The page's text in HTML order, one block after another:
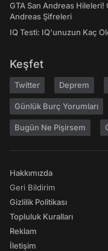
GTA San Andreas
Andreas Şifreleri
IQ Testi: IQ'unuzun Kaç
Keşfet
Twitter Deprem
Günlük Burç Yorumları
Bugün Ne Pişirsem
Hakkımızda
Geri Bildirim
Gizlilik Politikası
Topluluk Kuralları
Reklam
İletişim